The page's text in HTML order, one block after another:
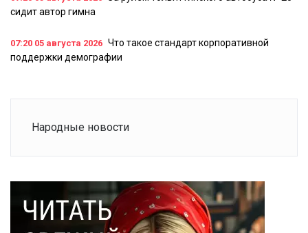
сидит автор гимна
07:20 05 августа 2026 Что такое стандарт корпоративной
поддержки демографии
Народные новости